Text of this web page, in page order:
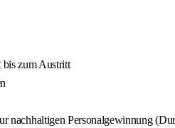
bis zum Austritt
Personalgewinnung